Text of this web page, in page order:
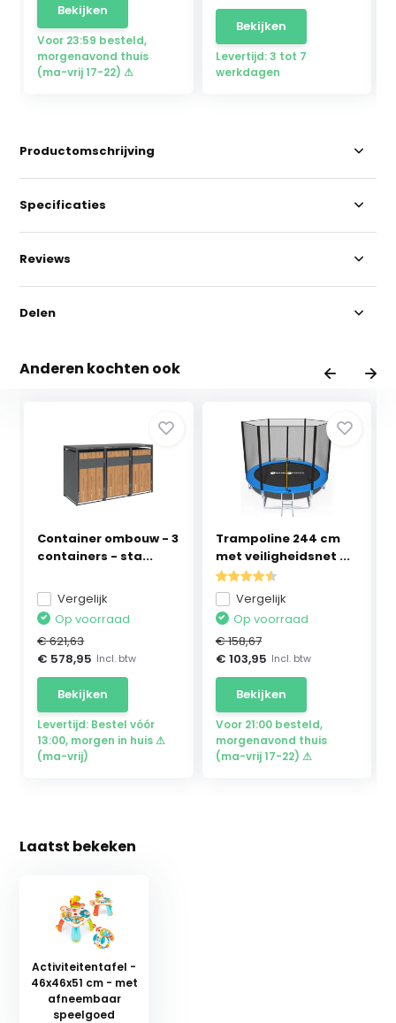
Bekijken
Voor 23:59 besteld,
morgenavond thuis
(ma-vrij 17-22) ⚠
Bekijken
Levertijd: 3 tot 7
werkdagen
Productomschrijving
Specificaties
Reviews
Delen
Anderen kochten ook
Container ombouw - 3
containers - sta...
Vergelijk
Op voorraad
€ 621,63
€ 578,95 Incl. btw
Bekijken
Levertijd: Bestel vóór
13:00, morgen in huis ⚠
(ma-vrij)
Trampoline 244 cm
met veiligheidsnet ...
Vergelijk
Op voorraad
€ 158,67
€ 103,95 Incl. btw
Bekijken
Voor 21:00 besteld,
morgenavond thuis
(ma-vrij 17-22) ⚠
Laatst bekeken
Activiteitentafel -
46x46x51 cm - met
afneembaar
speelgoed